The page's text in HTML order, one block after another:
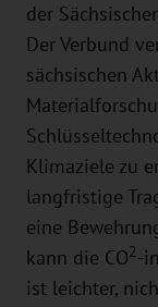
der
Der Verbund
sächsischen
Klimaziele zu
langfristige
eine
kann die CO2 -
ist leichter,